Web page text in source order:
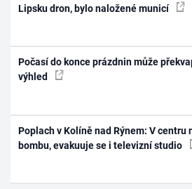
Lipsku dron, bylo naložené municí
Počasí do konce prázdnin může
výhled
Poplach v Kolíně nad Rýnem: V centru
bombu, evakuuje se i televizní studio